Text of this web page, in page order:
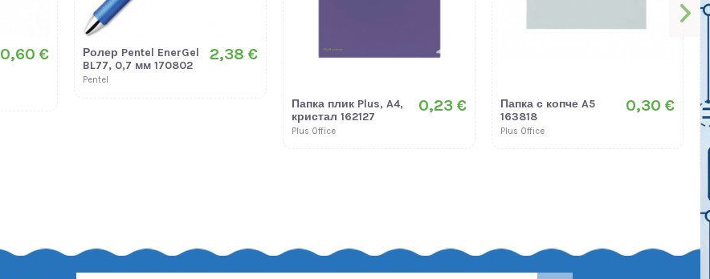
0,60 €
Ролер Pentel EnerGel
BL77, 0,7 мм 170802
Pentel
2,38 €
Папка плик Plus, A4,
кристал 162127
Plus Office
0,23 €
Папка с копче A5
163818
Plus Office
0,30 €